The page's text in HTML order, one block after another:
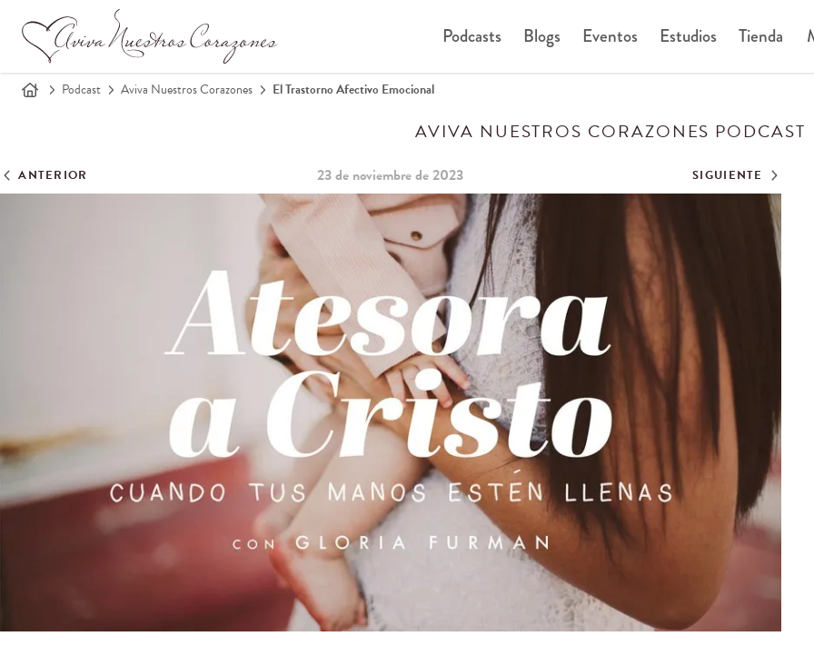
Podcasts Blogs Eventos Estudios Tienda
Podcast Aviva Nuestros Corazones El Trastorno Afectivo Emocional
AVIVA NUESTROS CORAZONES PODCAST
ANTERIOR 23 de noviembre de 2023 SIGUIENTE